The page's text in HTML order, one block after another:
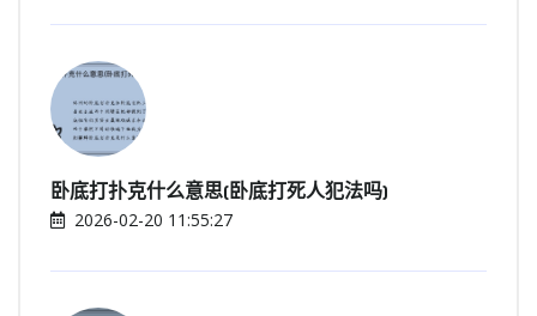
卧底打扑克什么意思(卧底打死人犯法吗)
2026-02-20 11:55:27